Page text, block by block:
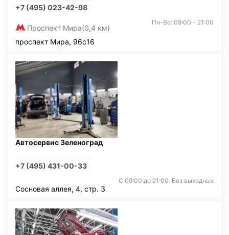
+7 (495) 023-42-98
Проспект Мира(0,4 км)
Пн-Вс: 09:00 - 21:00
проспект Мира, 96с16
Автосервис Зеленоград
+7 (495) 431-00-33
С 09:00 до 21:00. Без выходных
Сосновая аллея, 4, стр. 3